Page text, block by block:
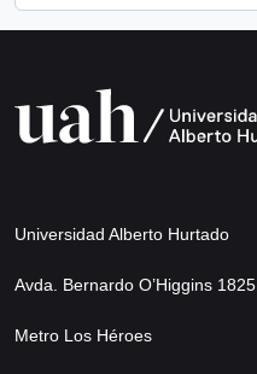
Universidad Alberto Hurtado
Avda. Bernardo O’Higgins 1825
Metro Los Héroes